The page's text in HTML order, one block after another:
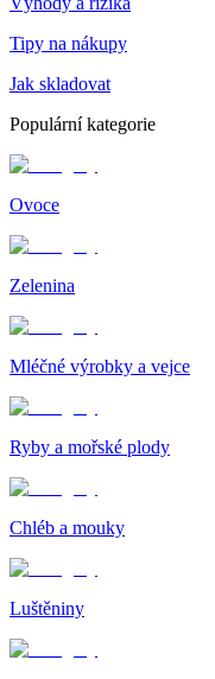
Tipy na nákupy
Jak skladovat
Populární kategorie
Ovoce
Zelenina
Mléčné výrobky a vejce
Ryby a mořské plody
Chléb a mouky
Luštěniny